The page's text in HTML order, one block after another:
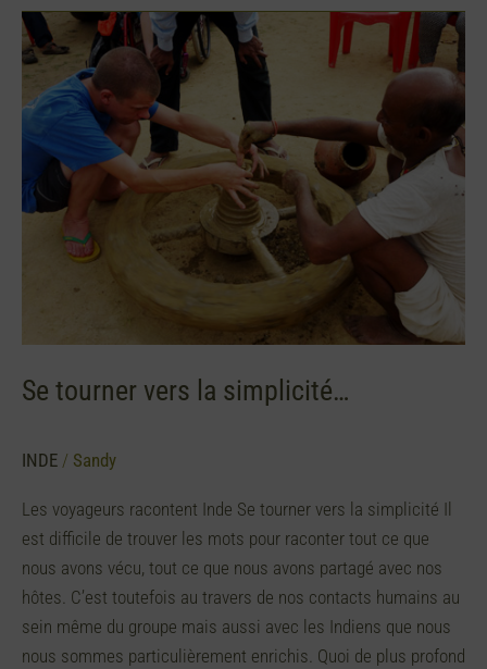
Se tourner vers la simplicité…
INDE / Sandy
Les voyageurs racontent Inde Se tourner vers la simplicité Il
est difficile de trouver les mots pour raconter tout ce que
nous avons vécu, tout ce que nous avons partagé avec nos
hôtes. C’est toutefois au travers de nos contacts humains au
sein même du groupe mais aussi avec les Indiens que nous
nous sommes particulièrement enrichis. Quoi de plus profond
Se
tourner
vers
la
simplicité…